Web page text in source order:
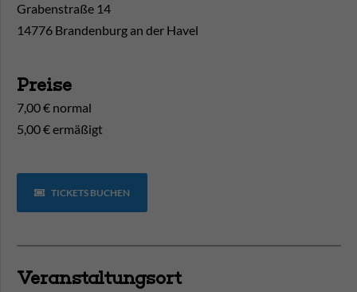
Grabenstraße 14
14776 Brandenburg an der Havel
Preise
7,00 € normal
5,00 € ermäßigt
TICKETS BUCHEN
Veranstaltungsort